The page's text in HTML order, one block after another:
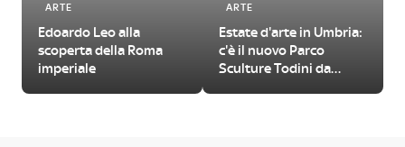
ARTE
Edoardo Leo alla
scoperta della Roma
imperiale
ARTE
Estate d'arte in Umbria:
c'è il nuovo Parco
Sculture Todini da